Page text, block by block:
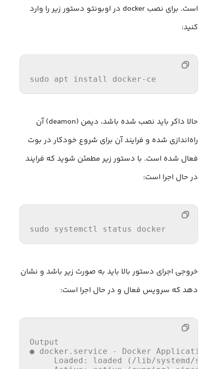
است. برای نصب docker در اوبونتو دستور زیر را وارد
کنید:
sudo apt install docker-ce
حالا داکر باید نصب شده باشد، دیمن (deamon) آن
راه‌اندازی شده و فرایند آن برای شروع خودکار در بوت
فعال شده است. با دستور زیر مطمئن شوید که فرایند
در حال اجرا است:
sudo systemctl status docker
خروجی اجرای دستور بالا باید به صورت زیر باشد و نشان
دهد که سرویس فعال و در حال اجرا است:
Output
● docker.service - Docker Application
     Loaded: loaded (
/lib/systemd /